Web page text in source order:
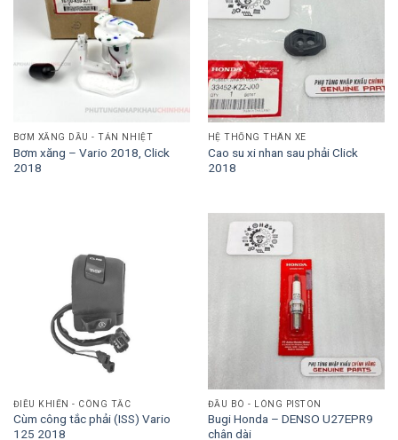
BƠM XĂNG DẦU - TẢN NHIỆT
Bơm xăng – Vario 2018, Click
2018
HỆ THỐNG THÂN XE
Cao su xi nhan sau phải Click
2018
ĐIỀU KHIỂN - CÔNG TẮC
Cùm công tắc phải (ISS) Vario
125 2018
ĐẦU BÒ - LÒNG PISTON
Bugi Honda – DENSO U27EPR9
chân dài